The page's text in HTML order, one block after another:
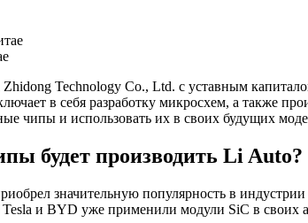
Technology Co., Ltd. с уставным
в себя разработку микросхем, а также
чипы и использовать их в своих будущих
будет производить Li Auto?
значительную популярность в
и BYD уже применили модули SiC в своих